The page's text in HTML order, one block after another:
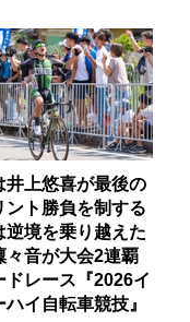
井上悠喜が最後の
ント勝負を制する
逆境を乗り越えた
々音が大会2連覇
ドレース『2026イ
ハイ自転車競技』